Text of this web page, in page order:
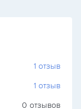
1 отзыв
1 отзыв
0 отзывов